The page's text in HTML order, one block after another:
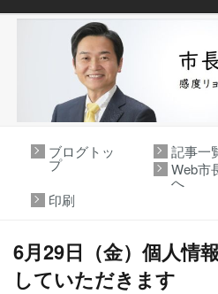
ブログトッ
プ
記事一
Web市
へ
印刷
6月29日（金）個人情
していただきます